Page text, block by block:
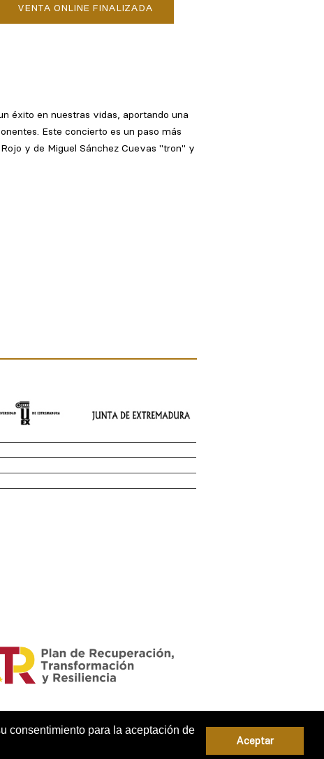
consentimiento para la aceptación de
Aceptar
VENTA ONLINE FINALIZADA